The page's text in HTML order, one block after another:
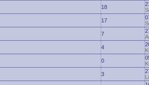
18
17
7
4
0
3